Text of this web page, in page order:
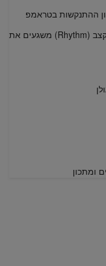
ההתנקשות בטראמפ
אמריקה גוט טאלנט – רוני הישראלית והכלב קצב (Rhythm) משגעים את
ומתכון